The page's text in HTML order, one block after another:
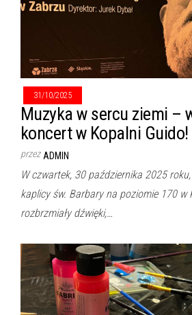
31/10/2025
Muzyka w sercu ziemi –
koncert w Kopalni Guido!
przez ADMIN
W czwartek, 30 października 2025
kaplicy św. Barbary na poziomie 170 w
rozbrzmiały dźwięki,…